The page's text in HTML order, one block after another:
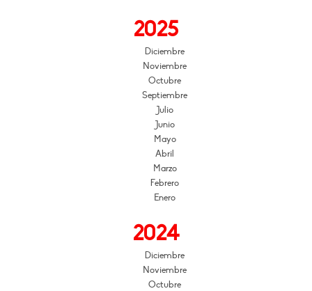
2025
Diciembre
Noviembre
Octubre
Septiembre
Julio
Junio
Mayo
Abril
Marzo
Febrero
Enero
2024
Diciembre
Noviembre
Octubre